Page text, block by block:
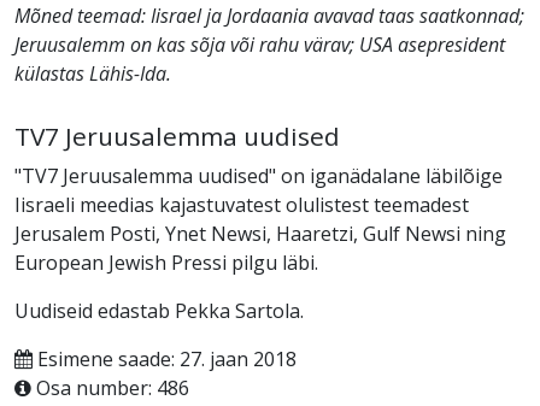
Mõned teemad: Iisrael ja Jordaania avavad taas saatkonnad;
Jeruusalemm on kas sõja või rahu värav; USA asepresident
külastas Lähis-Ida.
TV7 Jeruusalemma uudised
"TV7 Jeruusalemma uudised" on iganädalane läbilõige
Iisraeli meedias kajastuvatest olulistest teemadest
Jerusalem Posti, Ynet Newsi, Haaretzi, Gulf Newsi ning
European Jewish Pressi pilgu läbi.
Uudiseid edastab Pekka Sartola.
Esimene saade: 27. jaan 2018
Osa number: 486